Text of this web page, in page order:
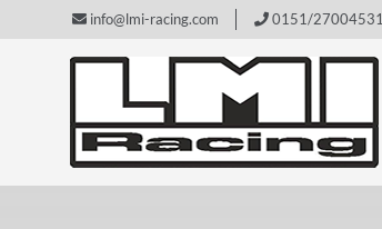
info@lmi-racing.com 0151/27004531